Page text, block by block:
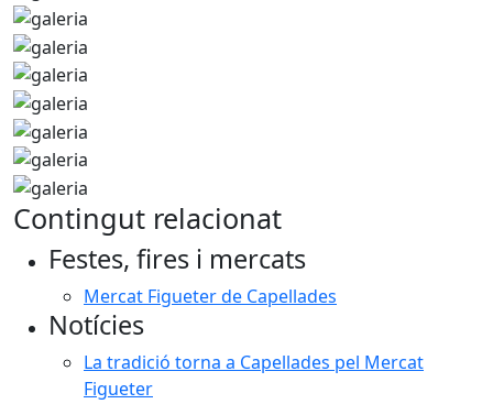
Contingut relacionat
Festes, fires i mercats
Mercat Figueter de Capellades
Notícies
La tradició torna a Capellades pel Mercat
Figueter